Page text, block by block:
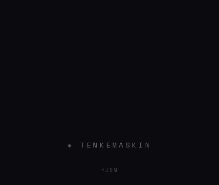
◈ TENKEMASKIN
HJEM